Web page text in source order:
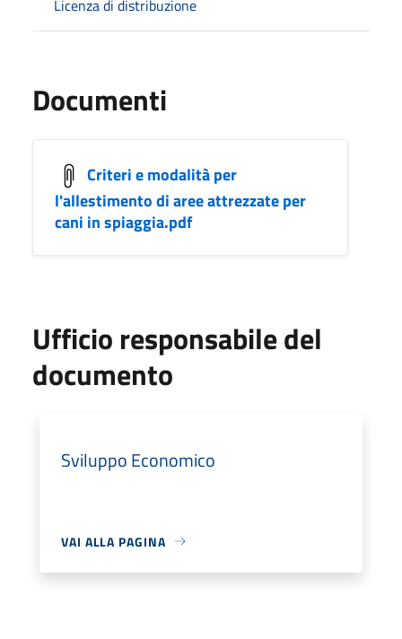
Licenza di distribuzione
Documenti
Criteri e modalità per
l'allestimento di aree attrezzate per
cani in spiaggia.pdf
Ufficio responsabile del
documento
Sviluppo Economico
VAI ALLA PAGINA